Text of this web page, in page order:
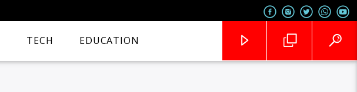
TECH EDUCATION